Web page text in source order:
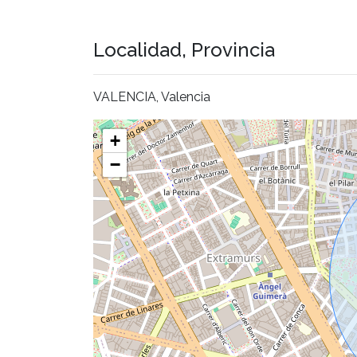
Localidad, Provincia
VALENCIA, Valencia
+
−